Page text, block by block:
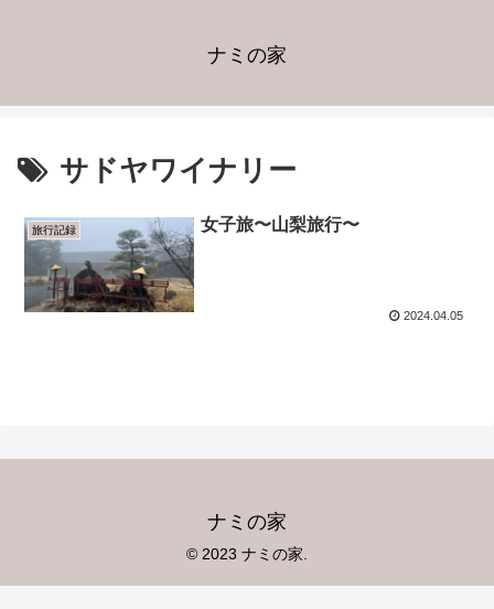
ナミの家
サドヤワイナリー
旅行記録 女子旅〜山梨旅行〜
2024.04.05
ナミの家
© 2023 ナミの家.